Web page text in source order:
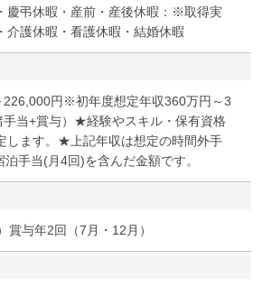
慶弔休暇・産前・産後休暇：※取得実
介護休暇・看護休暇・結婚休暇
226,000円※初年度想定年収360万円～3
手当+賞与）★経験やスキル・保有資格
ます。★上記年収は想定の時間外手
手当(月4回)を含んだ金額です。
賞与年2回（7月・12月）